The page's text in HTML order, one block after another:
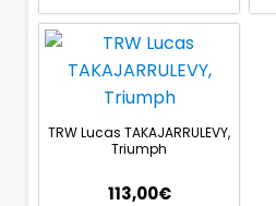
TRW Lucas TAKAJARRULEVY,
Triumph
113,00€